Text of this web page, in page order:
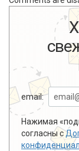
email:
Нажимая
согласны с